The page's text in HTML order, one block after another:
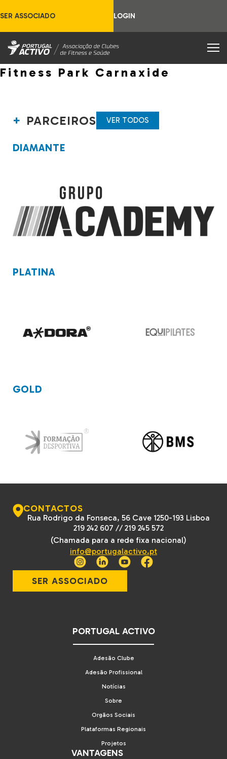
SER ASSOCIADO LOGIN
Fitness Park Carnaxide
PARCEIROS VER TODOS
DIAMANTE
PLATINA
GOLD
CONTACTOS
Rua Rodrigo da Fonseca, 56 Cave 1250-193 Lisboa
219 242 607 //219 245 572
(Chamada para a rede fixa nacional)
info@portugalactivo.pt
SER ASSOCIADO
PORTUGAL ACTIVO
Adesão Clube
Adesão Profissional
Notícias
Sobre
Orgãos Sociais
Plataformas Regionais
Projetos
VANTAGENS